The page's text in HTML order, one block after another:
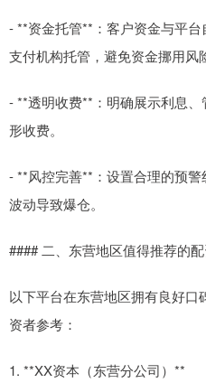
- **资金托管**：客户资金与平
支付机构托管，避免资金挪用风
- **透明收费**：明确展示利息
形收费。
- **风控完善**：设置合理的预
波动导致爆仓。
#### 二、东营地区值得推荐的
以下平台在东营地区拥有良好
资者参考：
1. **XX资本（东营分公司）**